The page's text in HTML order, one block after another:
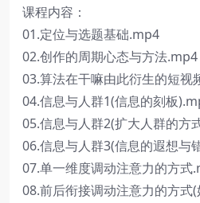
课程内容：
01.定位与选题基础.mp4
02.创作的周期心态与方法.mp4
03.算法在干嘛由此衍生的短视
04.信息与人群1(信息的刻板
05.信息与人群2(扩大人群的方
06.信息与人群3(信息的遐想与
07.单一维度调动注意力的方式
08.前后衔接调动注意力的方式